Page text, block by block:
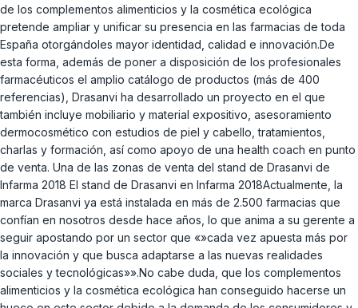
de los complementos alimenticios y la cosmética ecológica
pretende ampliar y unificar su presencia en las farmacias de toda
España otorgándoles mayor identidad, calidad e innovación.De
esta forma, además de poner a disposición de los profesionales
farmacéuticos el amplio catálogo de productos (más de 400
referencias), Drasanvi ha desarrollado un proyecto en el que
también incluye mobiliario y material expositivo, asesoramiento
dermocosmético con estudios de piel y cabello, tratamientos,
charlas y formación, así como apoyo de una health coach en punto
de venta. Una de las zonas de venta del stand de Drasanvi de
Infarma 2018 El stand de Drasanvi en Infarma 2018Actualmente, la
marca Drasanvi ya está instalada en más de 2.500 farmacias que
confían en nosotros desde hace años, lo que anima a su gerente a
seguir apostando por un sector que «»cada vez apuesta más por
la innovación y que busca adaptarse a las nuevas realidades
sociales y tecnológicas»».No cabe duda, que los complementos
alimenticios y la cosmética ecológica han conseguido hacerse un